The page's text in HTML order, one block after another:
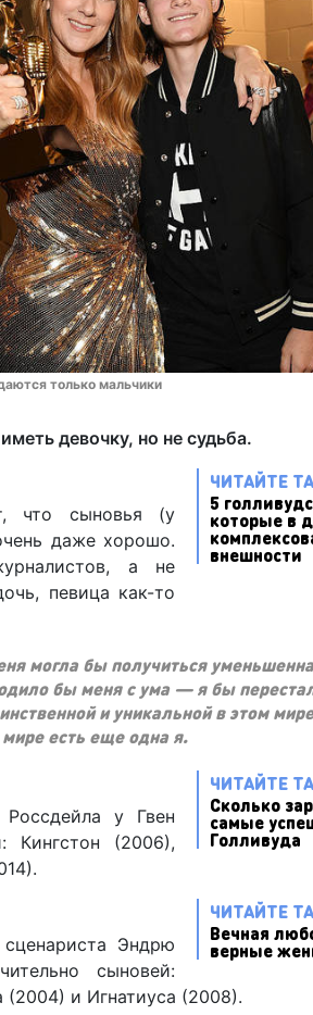
только мальчики
девочку, но не судьба.
ЧИТАЙТЕ
5
которые в
внешности
что сыновья (у
даже хорошо.
а не
певица как-то
могла бы получиться
бы меня с ума — я бы
и уникальной в этом
мире есть еще одна я.
ЧИТАЙТЕ
Сколько
самые
Голливуда
Россдейла у Гвен
Кингстон (2006),
ЧИТАЙТЕ
Вечная
верные
Эндрю
сыновей:
и Игнатиуса (2008).